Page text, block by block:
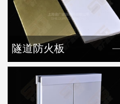
隧道防火板